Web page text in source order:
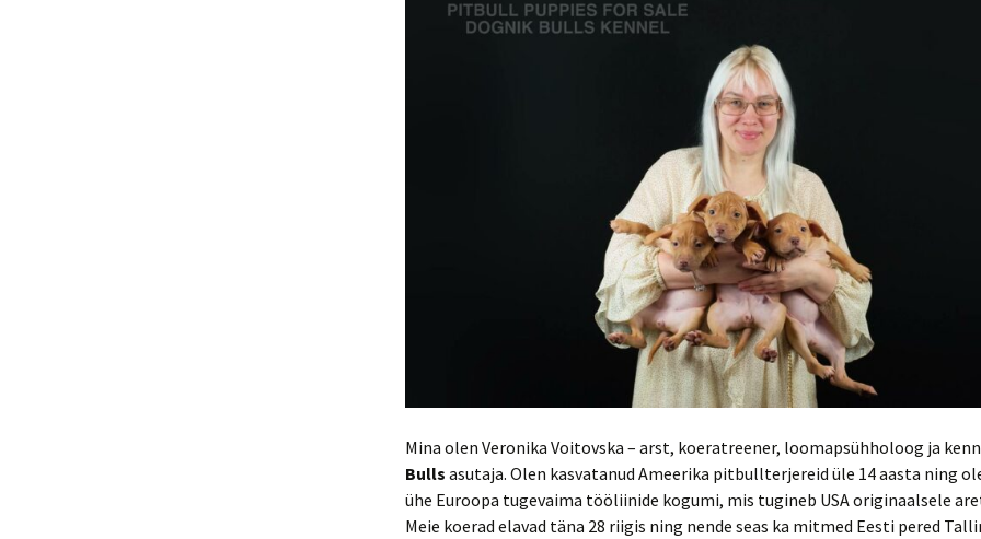
Mina olen Veronika Voitovska – arst, koeratreener, loomapsühholoog ja
Bulls asutaja. Olen kasvatanud Ameerika pitbullterjereid üle 14 aasta ning
ühe Euroopa tugevaima tööliinide kogumi, mis tugineb USA originaalsele
Meie koerad elavad täna 28 riigis ning nende seas ka mitmed Eesti pered